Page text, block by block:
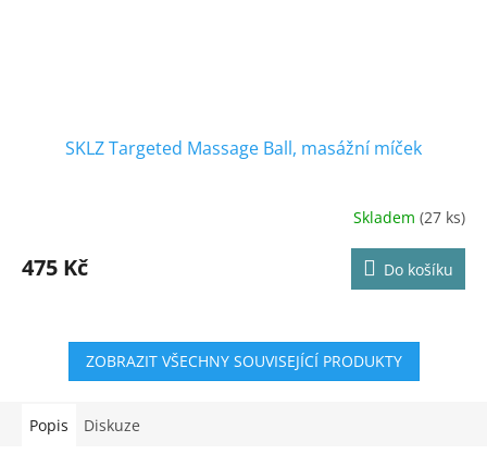
SKLZ Targeted Massage Ball, masážní míček
produktu
je
hvězdiček.
Skladem(27 ks)
475 Kč Do košíku
ZOBRAZIT VŠECHNY SOUVISEJÍCÍ PRODUKTY
Popis Diskuze